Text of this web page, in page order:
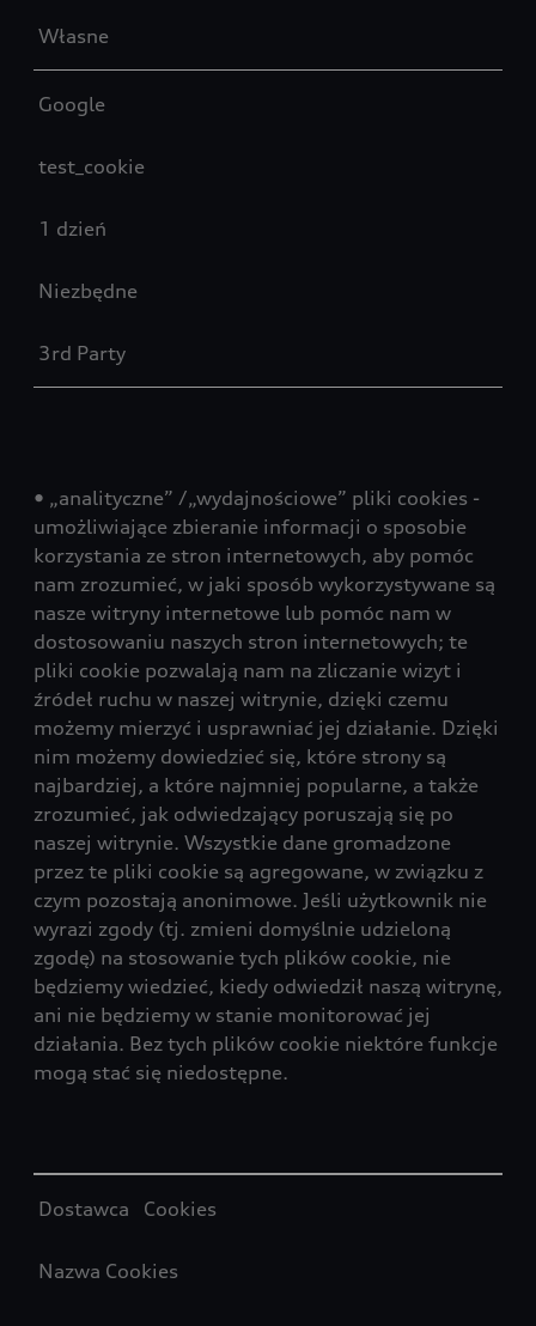
Własne
Google
test_cookie
1 dzień
Niezbędne
3rd Party
• „analityczne” /„wydajnościowe” pliki cookies -
umożliwiające zbieranie informacji o sposobie
korzystania ze stron internetowych, aby pomóc
nam zrozumieć, w jaki sposób wykorzystywane są
nasze witryny internetowe lub pomóc nam w
dostosowaniu naszych stron internetowych; te
pliki cookie pozwalają nam na zliczanie wizyt i
źródeł ruchu w naszej witrynie, dzięki czemu
możemy mierzyć i usprawniać jej działanie. Dzięki
nim możemy dowiedzieć się, które strony są
najbardziej, a które najmniej popularne, a także
zrozumieć, jak odwiedzający poruszają się po
naszej witrynie. Wszystkie dane gromadzone
przez te pliki cookie są agregowane, w związku z
czym pozostają anonimowe. Jeśli użytkownik nie
wyrazi zgody (tj. zmieni domyślnie udzieloną
zgodę) na stosowanie tych plików cookie, nie
będziemy wiedzieć, kiedy odwiedził naszą witrynę,
ani nie będziemy w stanie monitorować jej
działania. Bez tych plików cookie niektóre funkcje
mogą stać się niedostępne.
Dostawca Cookies
Nazwa Cookies